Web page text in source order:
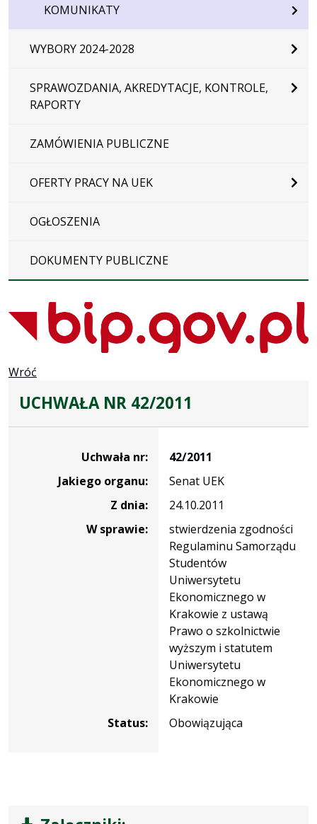
KOMUNIKATY
WYBORY 2024-2028
SPRAWOZDANIA, AKREDYTACJE, KONTROLE,
RAPORTY
ZAMÓWIENIA PUBLICZNE
OFERTY PRACY NA UEK
OGŁOSZENIA
DOKUMENTY PUBLICZNE
Wróć
UCHWAŁA NR 42/2011
Uchwała nr:
42/2011
Jakiego organu:
Senat UEK
Z dnia:
24.10.2011
W sprawie:
stwierdzenia zgodności
Regulaminu Samorządu
Studentów
Uniwersytetu
Ekonomicznego w
Krakowie z ustawą
Prawo o szkolnictwie
wyższym i statutem
Uniwersytetu
Ekonomicznego w
Krakowie
Status:
Obowiązująca